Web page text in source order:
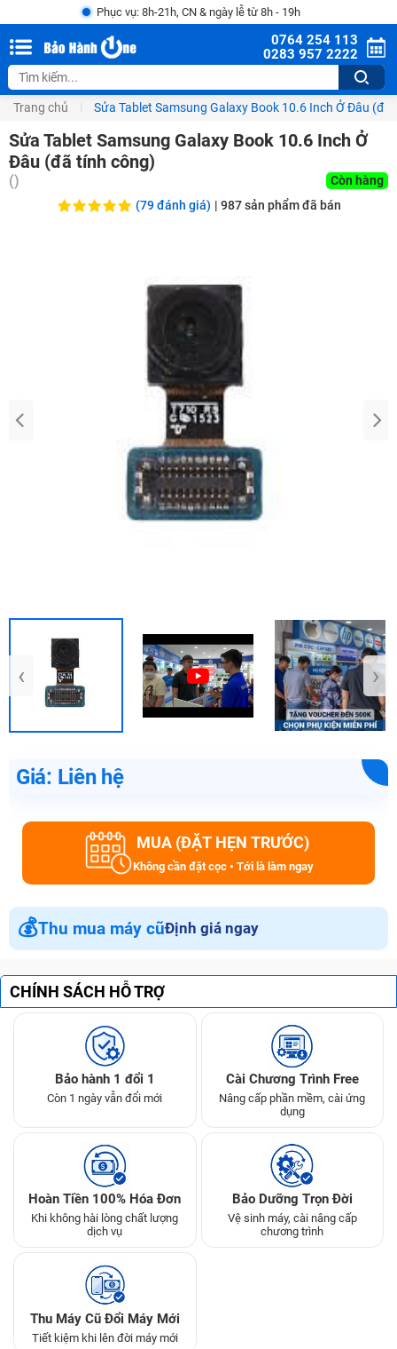
Phục vụ: 8h-21h, CN & ngày lễ từ 8h - 19h
0764 254 113
0283 957 2222
Trang chủ Sửa Tablet Samsung Galaxy Book 10.6 Inch Ở Đâu (đã
Sửa Tablet Samsung Galaxy Book 10.6 Inch Ở
Đâu (đã tính công)
()
Còn hàng
(79 đánh giá) | 987sản phẩm đã bán
‹ ›
Giá: Liên hệ
MUA (ĐẶT HẸN TRƯỚC)
Không cần đặt cọc • Tới là làm ngay
💰Thu mua máy cũĐịnh giá ngay
CHÍNH SÁCH HỖ TRỢ
Bảo hành 1 đổi 1
Còn 1 ngày vẫn đổi mới
Cài Chương Trình Free
Nâng cấp phần mềm, cài ứng
dụng
Hoàn Tiền 100% Hóa Đơn
Khi không hài lòng chất lượng
dịch vụ
Bảo Dưỡng Trọn Đời
Vệ sinh máy, cài nâng cấp
chương trình
Thu Máy Cũ Đổi Máy Mới
Tiết kiệm khi lên đời máy mới